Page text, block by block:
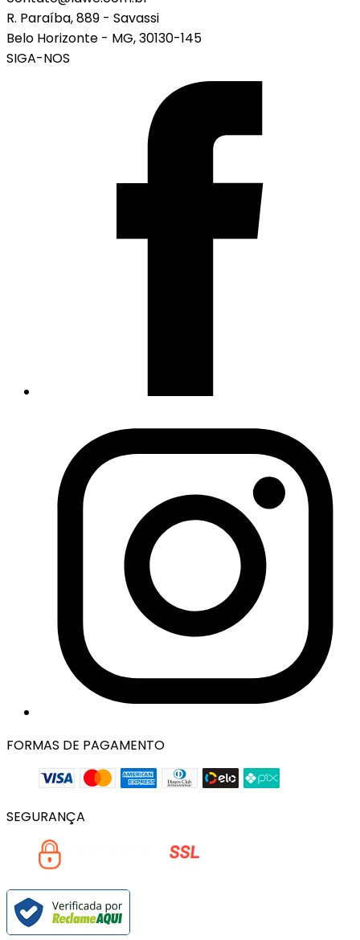
R. Paraíba, 889 - Savassi
Belo Horizonte - MG, 30130-145
SIGA-NOS
FORMAS DE PAGAMENTO
SEGURANÇA